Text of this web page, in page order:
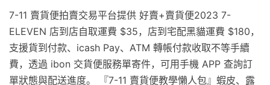
7-11 賣貨便拍賣交易平台提供 好賣+賣貨便2023 7-
ELEVEN 店到店自取運費 $35，店到宅配黑貓運費 $180，
支援貨到付款、icash Pay、ATM 轉帳付款收取不等手續
費，透過 ibon 交貨便服務單寄件，可用手機 APP 查詢訂
單狀態與配送進度。 『7-11 賣貨便教學懶人包』蝦皮、露